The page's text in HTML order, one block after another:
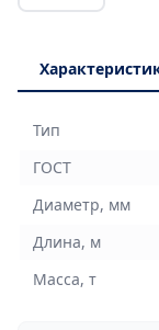
Тип
ГОСТ
Диаметр, мм
Длина, м
Масса, т